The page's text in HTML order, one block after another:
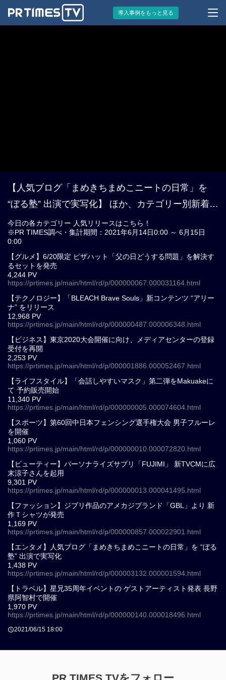
導入事例をもっと見る
【人気ブログ「まめきちまめこニートの日常」を
“ぼる塾” 出演で実写化】 ほか、カテゴリー別新着ト
レンド6月15日
今日の各カテゴリー 人気リリースはこちら！
※PR TIMES調べ・集計期間：2021年6月14日0:00 ～ 6月15日
0:00
【グルメ】6/20限定 ピザハット「父の日どうする問題」を解決す
るセットを発売
4,244 PV
https://prtimes.jp/main/html/rd/p/000000067.000031164.html
【テクノロジー】「BLEACH Brave Souls」新コンテンツ “アリー
ナ” をリリース
12,968 PV
https://prtimes.jp/main/html/rd/p/000000487.000006348.html
【ビジネス】東京2020大会開催に向け、メディアセンターの登録
受付を再開
2,253 PV
https://prtimes.jp/main/html/rd/p/000001886.000052467.html
【ライフスタイル】「会話しやすいマスク」第二弾をMakuakeに
て 予約販売開始
11,340 PV
https://prtimes.jp/main/html/rd/p/000000005.000074604.html
【スポーツ】第60回中日本フェンシング選手権大会 男子フルーレ
を開催
1,060 PV
https://prtimes.jp/main/html/rd/p/000000010.000072820.html
【ビューティー】パーソナライズサプリ「FUJIMI」 新TVCMに広
末涼子さんを起用
9,301 PV
https://prtimes.jp/main/html/rd/p/000000013.000041495.html
【ファッション】ジブリ作品のアメカジブランド「GBL」より 新
作Ｔシャツが発売
1,169 PV
https://prtimes.jp/main/html/rd/p/000000857.000022901.html
【エンタメ】人気ブログ「まめきちまめこニートの日常」を “ぼる
塾” 出演で実写化
1,438 PV
https://prtimes.jp/main/html/rd/p/000003132.000001594.html
【トラベル】星兄35周年イベントの ゲストアーティスト発表 長野
県阿智村で開催
1,970 PV
https://prtimes.jp/main/html/rd/p/000000140.000018496.html
2021/06/15 18:00